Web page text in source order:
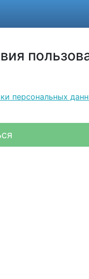
персональных